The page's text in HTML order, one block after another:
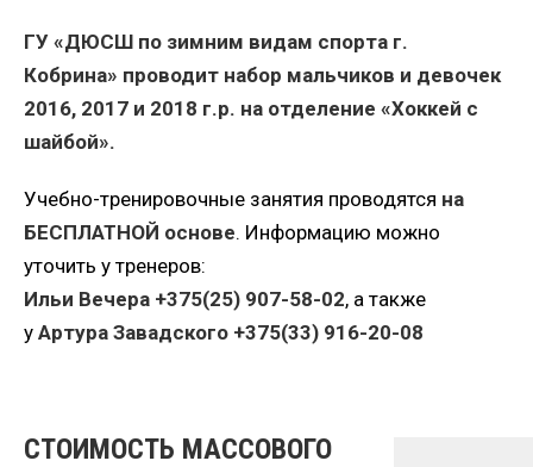
ГУ «ДЮСШ по зимним видам спорта г.
Кобрина» проводит набор мальчиков и девочек
2016, 2017 и 2018 г.р. на отделение «Хоккей с
шайбой».
Учебно-тренировочные занятия проводятся на
БЕСПЛАТНОЙ основе. Информацию можно
уточить у тренеров:
Ильи Вечера +375(25) 907-58-02, а также
у Артура Завадского +375(33) 916-20-08
СТОИМОСТЬ МАССОВОГО